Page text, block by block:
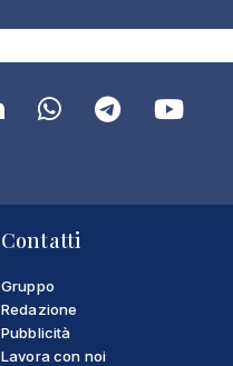
Contatti
Gruppo
Redazione
Pubblicità
Lavora con noi